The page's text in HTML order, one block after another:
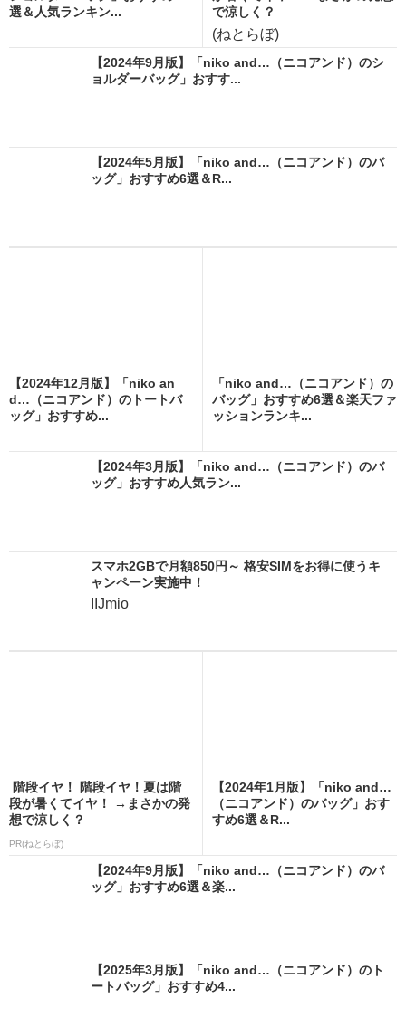
選＆人気ランキン...
で涼しく？
(ねとらぼ)
【2024年9月版】「niko and…（ニコアンド）のシ
ョルダーバッグ」おすす...
【2024年5月版】「niko and…（ニコアンド）のバ
ッグ」おすすめ6選＆R...
【2024年12月版】「niko an
d…（ニコアンド）のトートバ
ッグ」おすすめ...
「niko and…（ニコアンド）の
バッグ」おすすめ6選＆楽天ファ
ッションランキ...
【2024年3月版】「niko and…（ニコアンド）のバ
ッグ」おすすめ人気ラン...
スマホ2GBで月額850円～ 格安SIMをお得に使うキ
ャンペーン実施中！
IIJmio
階段イヤ！ 階段イヤ！夏は階
段が暑くてイヤ！ →まさかの発
想で涼しく？
PR(ねとらぼ)
【2024年1月版】「niko and…
（ニコアンド）のバッグ」おす
すめ6選＆R...
【2024年9月版】「niko and…（ニコアンド）のバ
ッグ」おすすめ6選＆楽...
【2025年3月版】「niko and…（ニコアンド）のト
ートバッグ」おすすめ4...